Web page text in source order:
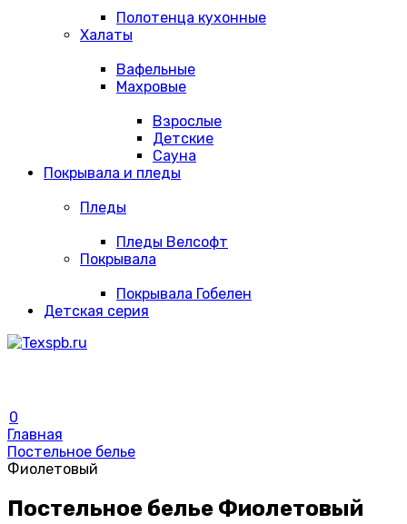
Полотенца кухонные
Халаты
Вафельные
Махровые
Взрослые
Детские
Сауна
Покрывала и пледы
Пледы
Пледы Велсофт
Покрывала
Покрывала Гобелен
Детская серия
0
Главная
Постельное белье
Фиолетовый
Постельное белье Фиолетовый